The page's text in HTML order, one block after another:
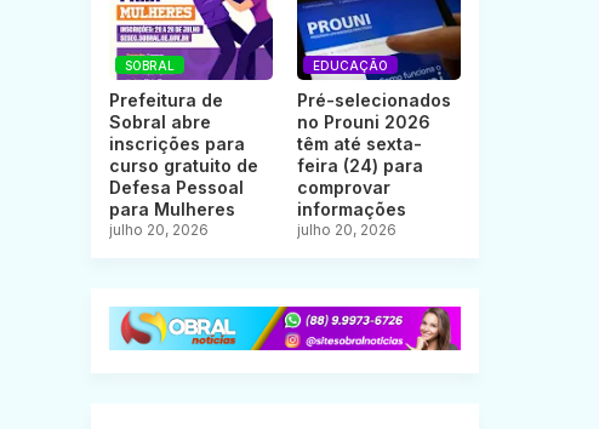
SOBRAL
Prefeitura de
Sobral abre
inscrições para
curso gratuito de
Defesa Pessoal
para Mulheres
julho 20, 2026
EDUCAÇÃO
Pré-selecionados
no Prouni 2026
têm até sexta-
feira (24) para
comprovar
informações
julho 20, 2026